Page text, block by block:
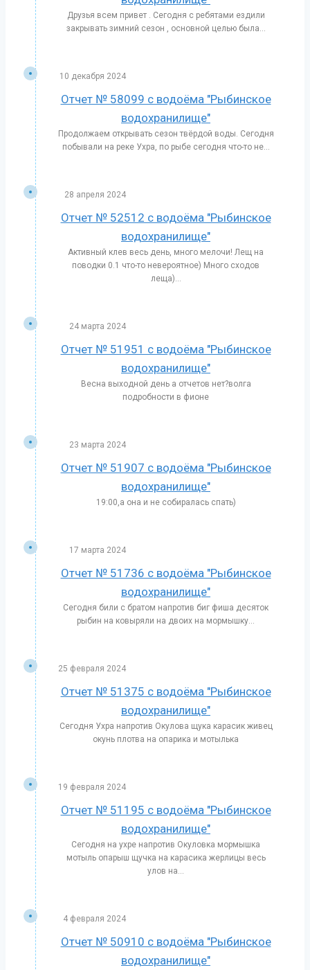
Друзья всем привет . Сегодня с ребятами ездили
закрывать зимний сезон , основной целью была...
10 декабря 2024
Отчет № 58099 с водоёма "Рыбинское
водохранилище"
Продолжаем открывать сезон твёрдой воды. Сегодня
побывали на реке Ухра, по рыбе сегодня что-то не...
28 апреля 2024
Отчет № 52512 с водоёма "Рыбинское
водохранилище"
Активный клев весь день, много мелочи! Лещ на
поводки 0.1 что-то невероятное) Много сходов
леща)...
24 марта 2024
Отчет № 51951 с водоёма "Рыбинское
водохранилище"
Весна выходной день а отчетов нет?волга
подробности в фионе
23 марта 2024
Отчет № 51907 с водоёма "Рыбинское
водохранилище"
19:00,а она и не собиралась спать)
17 марта 2024
Отчет № 51736 с водоёма "Рыбинское
водохранилище"
Сегодня били с братом напротив биг фиша десяток
рыбин на ковыряли на двоих на мормышку...
25 февраля 2024
Отчет № 51375 с водоёма "Рыбинское
водохранилище"
Сегодня Ухра напротив Окулова щука карасик живец
окунь плотва на опарика и мотылька
19 февраля 2024
Отчет № 51195 с водоёма "Рыбинское
водохранилище"
Сегодня на ухре напротив Окуловка мормышка
мотыль опарыш щучка на карасика жерлицы весь
улов на...
4 февраля 2024
Отчет № 50910 с водоёма "Рыбинское
водохранилище"